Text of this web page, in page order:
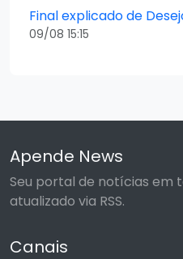
Final explicado de
09/08 15:15
Apende News
Seu portal de notícias em
atualizado via RSS.
Canais